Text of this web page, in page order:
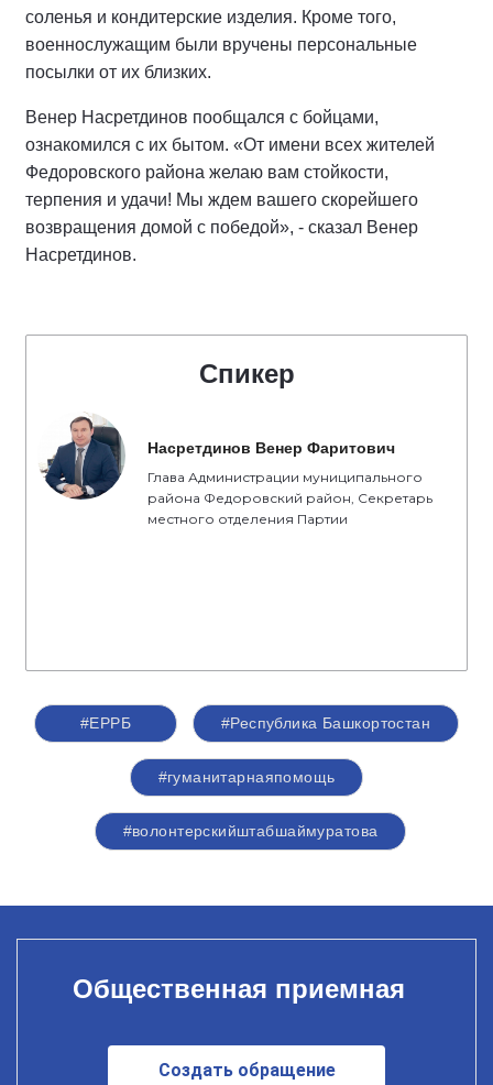
соленья и кондитерские изделия. Кроме того,
военнослужащим были вручены персональные
посылки от их близких.
Венер Насретдинов пообщался с бойцами,
ознакомился с их бытом. «От имени всех жителей
Федоровского района желаю вам стойкости,
терпения и удачи! Мы ждем вашего скорейшего
возвращения домой с победой», - сказал Венер
Насретдинов.
Спикер
Насретдинов Венер Фаритович
Глава Администрации муниципального
района Федоровский район, Секретарь
местного отделения Партии
#ЕРРБ #Республика Башкортостан
#гуманитарнаяпомощь
#волонтерскийштабшаймуратова
Общественная приемная
Создать обращение